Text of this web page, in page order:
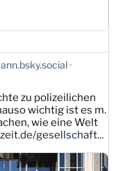
zu polizeilichen
wichtig ist es m.
wie eine Welt
gesellschaft...